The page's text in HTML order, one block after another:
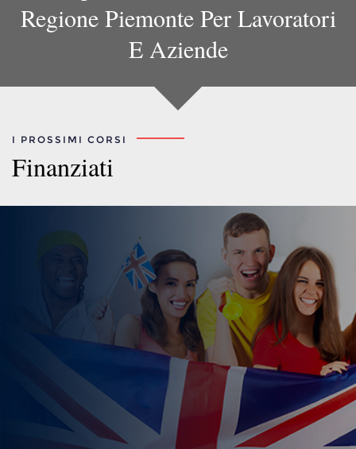
Regione Piemonte Per Lavoratori
E Aziende
I PROSSIMI CORSI
Finanziati